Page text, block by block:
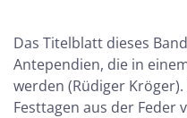
Das Titelblatt dieses
Antependien, die in
werden (Rüdiger
Festtagen aus der Feder